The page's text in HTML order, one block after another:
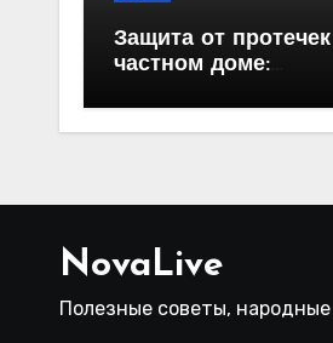
Защита от
частном доме:
автоматизация
NovaLive
Полезные советы,